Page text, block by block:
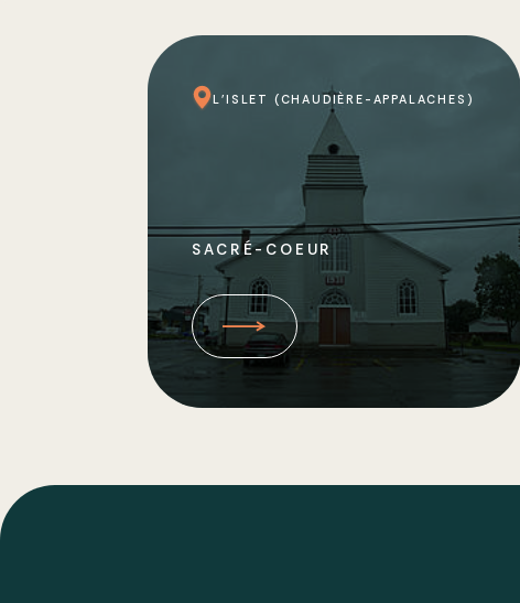
L'ISLET (CHAUDIÈRE-APPALACHES)
SACRÉ-COEUR